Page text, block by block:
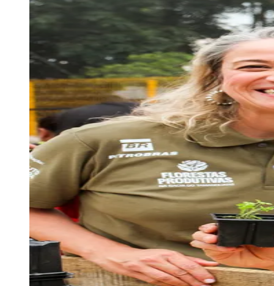
TamboréVale do SolVila Barros Vila Boa VistaVila
do CondeVila Engenho Novo Vila Márcia
Vila Nossa Sra. da
Para Sua Empresa
Anuncie no Portal
Guia de Empresas
Divulgar VagasNovo
Publicidade Legal
Negócios Regionais
Turismo
Segurança Regional
Hospitais Estaduais
Parques & Represas
Cidades da Região
Santana de ParnaíbaOsascoCarapicuíbaJandiraItapevi Cotia
do Bom JesusAraçariguama
Franco da
RochaFrancisco Morato Taboão da SerraEmbu das ArtesSão Roque
Para Sua Empresa
Anuncie Regional
Guia de Empresas
Vagas na RegiãoNovo